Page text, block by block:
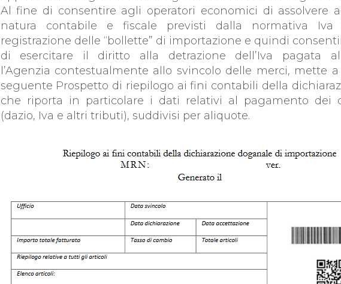
Al fine di consentire agli operatori economici di assolvere
natura contabile e fiscale previsti dalla normativa Iva
registrazione delle “bollette” di importazione e quindi
di esercitare il diritto alla detrazione dell’Iva pagata
l’Agenzia contestualmente allo svincolo delle merci, mette a
seguente Prospetto di riepilogo ai fini contabili della
che riporta in particolare i dati relativi al pagamento dei
(dazio, Iva e altri tributi), suddivisi per aliquote.